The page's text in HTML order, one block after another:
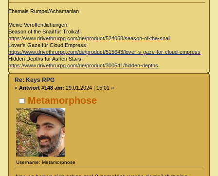
Ehemals Rumpel/Achamanian
Meine Veröffentlichungen:
Season of the Snail für Troika!:
https://www.drivethrurpg.com/de/product/524068/season-of-the-snail
Lover's Gaze für Cloud Empress:
https://www.drivethrurpg.com/de/product/515643/lover-s-gaze-for-cloud-empress
Hidden Depths für Ashen Stars:
https://www.drivethrurpg.com/de/product/300541/hidden-depths
Metamorphose
Username: Metamorphose
Re: Keys RPG
« Antwort #148 am: 29.01.2024 | 15:01 »